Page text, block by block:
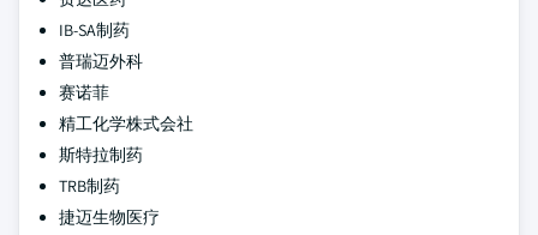
IB-SA制药
普瑞迈外科
赛诺菲
精工化学株式会社
斯特拉制药
TRB制药
捷迈生物医疗